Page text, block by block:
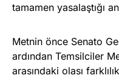
tamamen yasalaştığı
Metnin önce Senato
ardından Temsilciler
arasındaki olası